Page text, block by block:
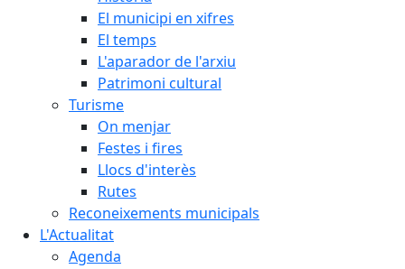
El municipi en xifres
El temps
L'aparador de l'arxiu
Patrimoni cultural
Turisme
On menjar
Festes i fires
Llocs d'interès
Rutes
Reconeixements municipals
L'Actualitat
Agenda